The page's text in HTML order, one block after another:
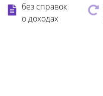
без справок
о доходах